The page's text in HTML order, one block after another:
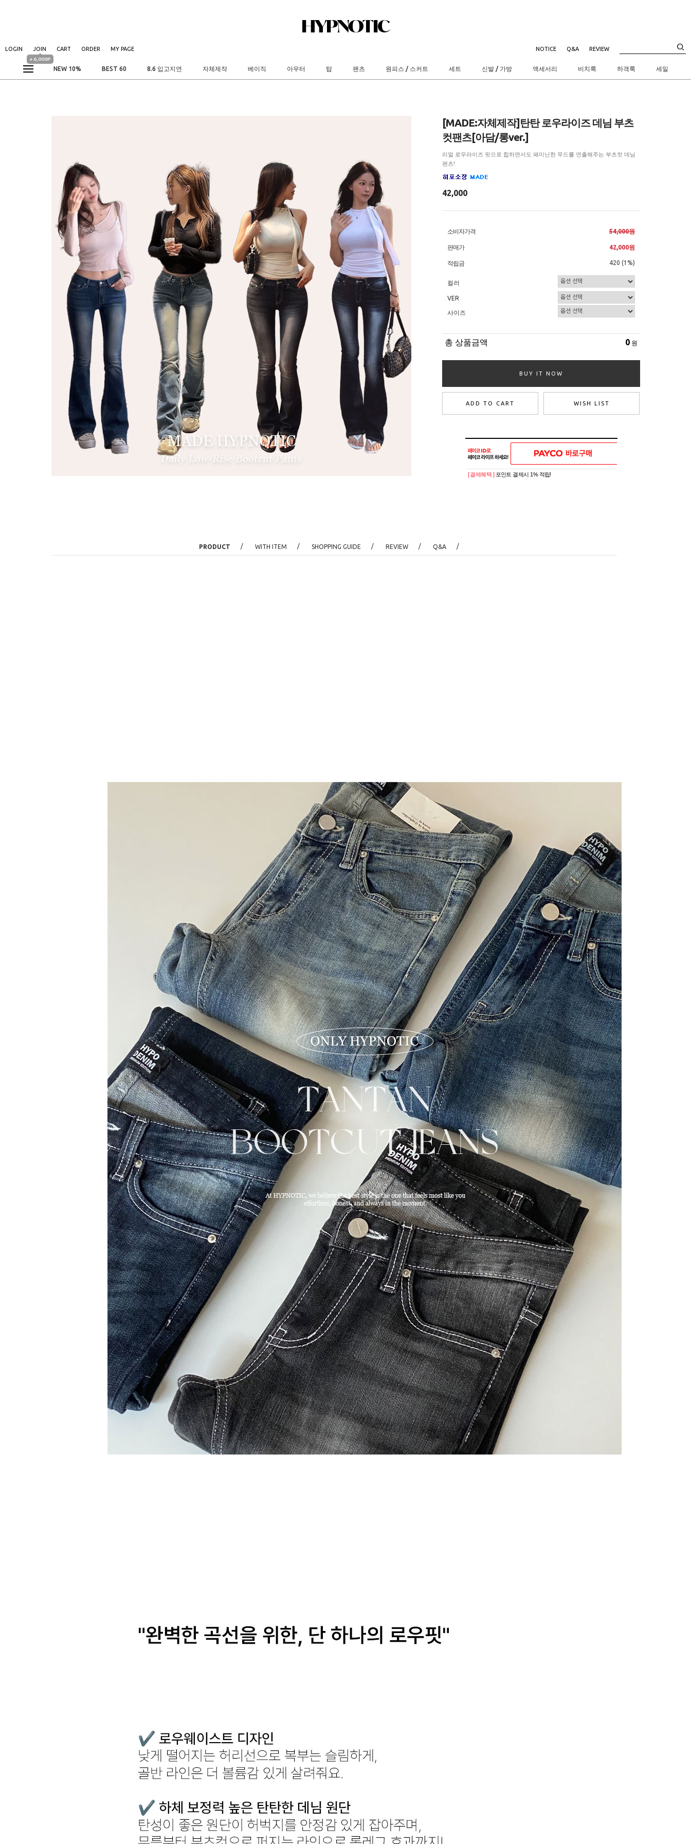
LOGIN JOIN
+ 6,000P
CART ORDER MY PAGE NOTICE Q&A REVIEW
NEW 10% BEST 60 8.6 입고지연 자체제작 베이직 아우터 탑 팬츠 원피스 / 스커트 세트 신발 / 가방 액세서리 비치룩 하객룩 세일
[MADE:자체제작]탄탄 로우라이즈 데님 부츠
컷팬츠[아담/롱ver.]
리얼 로우라이즈 핏으로 힙하면서도 페미닌한 무드를 연출해주는 부츠컷 데님
팬츠!
42,000
소비자가격 54,000원
판매가 42,000원
적립금 420 (1%)
컬러
VER
사이즈
총 상품금액 0 원
BUY IT NOW
ADD TO CART WISH LIST
라이프 하세요!
[ 결제혜택 ] 포인트 결제시 1% 적립!
PRODUCT / WITH ITEM / SHOPPING GUIDE / REVIEW / Q&A /